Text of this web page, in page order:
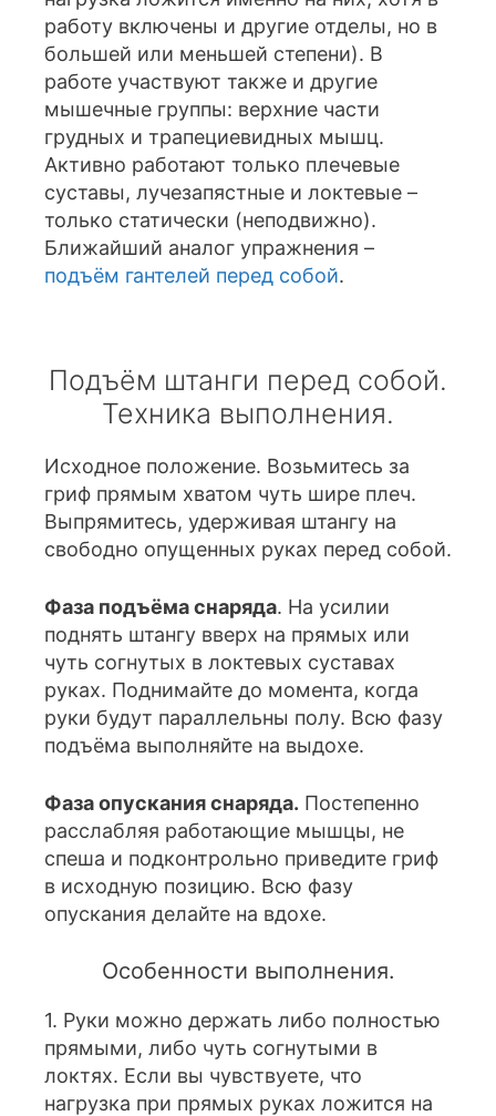
работу включены и другие отделы, но в
большей или меньшей степени). В
работе участвуют также и другие
мышечные группы: верхние части
грудных и трапециевидных мышц.
Активно работают только плечевые
суставы, лучезапястные и локтевые –
только статически (неподвижно).
Ближайший аналог упражнения –
подъём гантелей перед собой.
Подъём штанги перед собой.
Техника выполнения.
Исходное положение. Возьмитесь за
гриф прямым хватом чуть шире плеч.
Выпрямитесь, удерживая штангу на
свободно опущенных руках перед собой.
Фаза подъёма снаряда. На усилии
поднять штангу вверх на прямых или
чуть согнутых в локтевых суставах
руках. Поднимайте до момента, когда
руки будут параллельны полу. Всю фазу
подъёма выполняйте на выдохе.
Фаза опускания снаряда. Постепенно
расслабляя работающие мышцы, не
спеша и подконтрольно приведите гриф
в исходную позицию. Всю фазу
опускания делайте на вдохе.
Особенности выполнения.
1. Руки можно держать либо полностью
прямыми, либо чуть согнутыми в
локтях. Если вы чувствуете, что
нагрузка при прямых руках ложится на